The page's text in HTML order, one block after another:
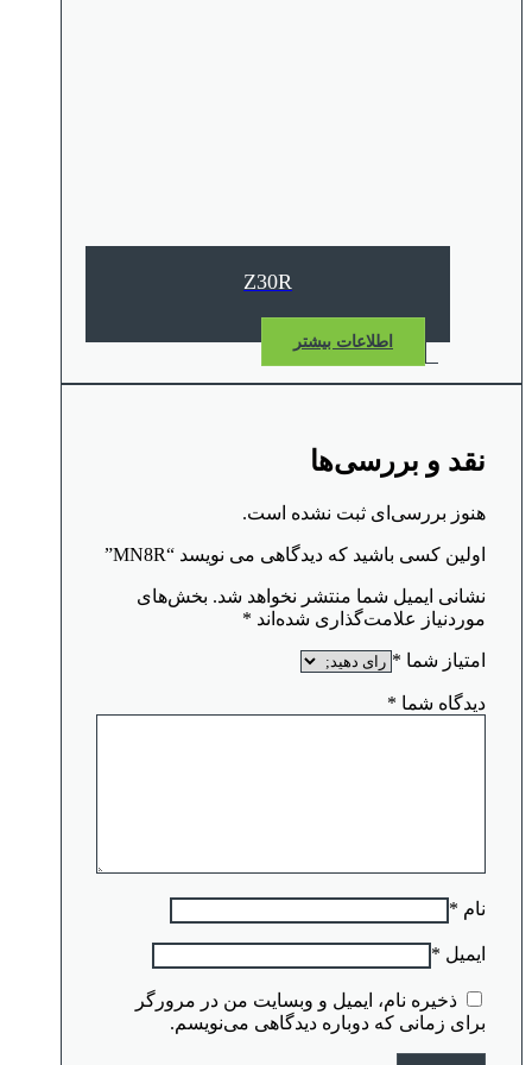
Z30R
اطلاعات بیشتر
نقد و بررسی‌ها
هنوز بررسی‌ای ثبت نشده است.
اولین کسی باشید که دیدگاهی می نویسد “MN8R”
نشانی ایمیل شما منتشر نخواهد شد. بخش‌های
موردنیاز علامت‌گذاری شده‌اند *
امتیاز شما *
دیدگاه شما *
نام *
ایمیل *
ذخیره نام، ایمیل و وبسایت من در مرورگر
برای زمانی که دوباره دیدگاهی می‌نویسم.